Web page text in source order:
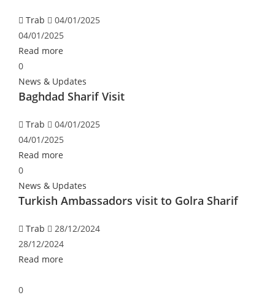
Trab
04/01/2025
04/01/2025
Read more
0
News & Updates
Baghdad Sharif Visit
Trab
04/01/2025
04/01/2025
Read more
0
News & Updates
Turkish Ambassadors visit to Golra Sharif
Trab
28/12/2024
28/12/2024
Read more
0